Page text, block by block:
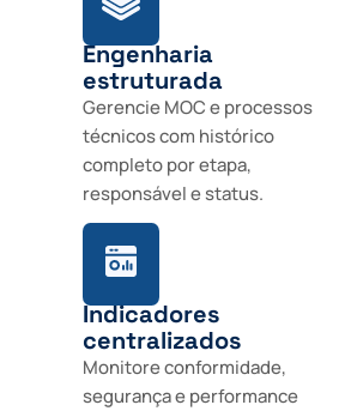
Engenharia
estruturada
Gerencie MOC e processos
técnicos com histórico
completo por etapa,
responsável e status.
Indicadores
centralizados
Monitore conformidade,
segurança e performance